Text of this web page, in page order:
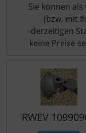
Sie können als
(bzw. mit
derzeitigen
keine Preise
RWEV